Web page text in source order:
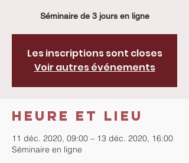
Séminaire de 3 jours en ligne
Les inscriptions sont closes
Voir autres événements
Heure et lieu
11 déc. 2020, 09:00 – 13 déc. 2020, 16:00
Séminaire en ligne